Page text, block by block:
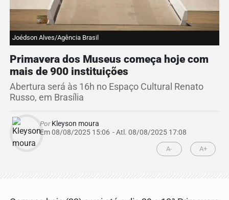
Joédson Alves/Agência Brasil
Primavera dos Museus começa hoje com
mais de 900 instituições
Abertura será às 16h no Espaço Cultural Renato
Russo, em Brasília
PorKleyson moura
Em 08/08/2025 15:06 - Atl. 08/08/2025 17:08
A- A+